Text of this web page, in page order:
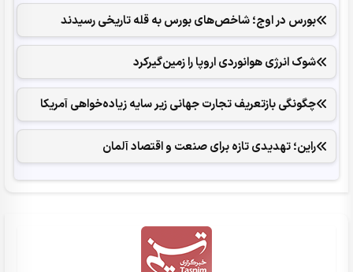
بورس در اوج؛ شاخص‌های بورس به قله تاریخی رسیدند
شوک انرژی هوانوردی اروپا را زمین‌گیر‌کرد
چگونگی بازتعریف تجارت جهانی زیر سایه زیاده‌خواهی آمریکا
راین؛ تهدیدی تازه برای صنعت و اقتصاد آلمان